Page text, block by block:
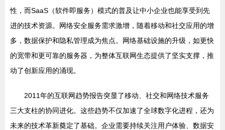
性，而SaaS（软件即服务）模式的普及让中小企业也能享受到先
进的技术资源。网络安全服务需求激增，随着移动和社交应用的增
多，数据保护和隐私管理成为焦点。网络基础设施的升级，如更快
的宽带和更可靠的服务器，为整体互联网生态提供了坚实支撑，推
动了创新应用的涌现。
2011年的互联网趋势报告突显了移动、社交和网络技术服务
三大支柱的协同进化。这些趋势不仅加速了全球数字化进程，还为
未来的技术革新奠定了基础。企业需要持续关注用户体验、数据安